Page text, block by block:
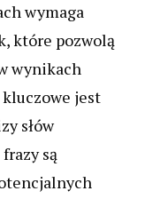
wymaga
które pozwolą
wynikach
jest
słów
są